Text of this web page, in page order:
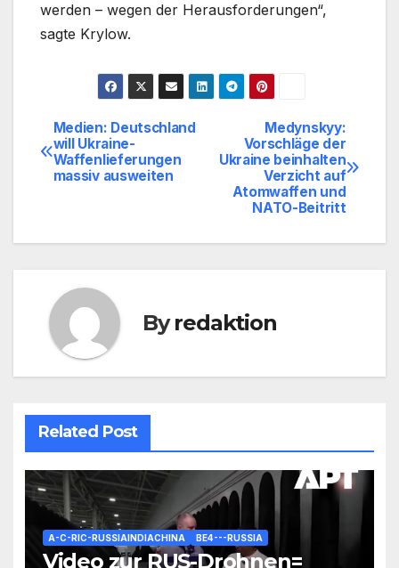
werden – wegen der Herausforderungen“,
sagte Krylow.
BeitragsnavigationMedynskyy:
Vorschläge der
Ukraine beinhalten
Verzicht auf
Atomwaffen und
NATO-Beitritt
Medien: Deutschland
will Ukraine-
Waffenlieferungen
massiv ausweiten
Byredaktion
Related Post
A-C-RIC-RUSSIAINDIACHINA BE4---RUSSIA
Video zur RUS-Drohnen=